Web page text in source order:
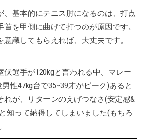
基本的にテニス肘になるのは、打点
首を甲側に曲げて打つのが原因です。
意識してもらえれば、大丈夫です。
選手が120kgと言われる中、マレー
性47kg台で35~39才がピーク)あると
れが、リターンのえげつなさ(安定感&
知って納得してしまいました(もちろ